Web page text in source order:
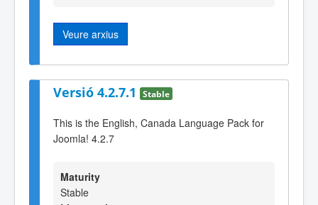
Veure arxius
Versió 4.2.7.1 Stable
This is the English, Canada Language Pack for
Joomla! 4.2.7
Maturity
Stable